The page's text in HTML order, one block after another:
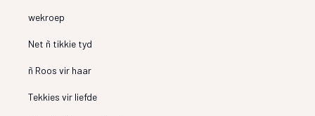
wekroep
Net ñ tikkie tyd
ñ Roos vir haar
Tekkies vir liefde